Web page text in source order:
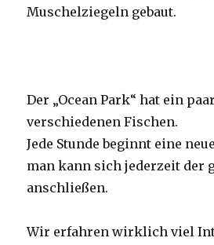
Muschelziegeln gebaut.
Der „Ocean Park“ hat ein
verschiedenen Fischen.
Jede Stunde beginnt eine
man kann sich jederzeit der
anschließen.
Wir erfahren wirklich viel